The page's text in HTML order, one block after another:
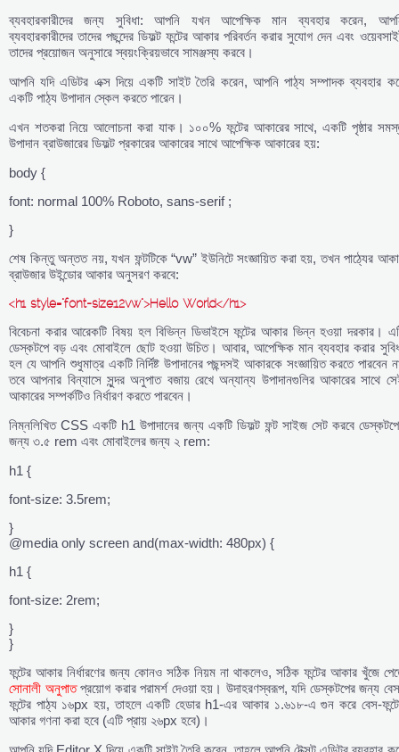
ব্যবহারকারীদের জন্য সুবিধা: আপনি যখন আপেক্ষিক মান ব্যবহার করেন,
ব্যবহারকারীদের তাদের পছন্দের ডিফল্ট ফন্টের আকার পরিবর্তন করার সুযোগ দেন এবং
তাদের প্রয়োজন অনুসারে স্বয়ংক্রিয়ভাবে সামঞ্জস্য করবে।
আপনি যদি এডিটর এক্স দিয়ে একটি সাইট তৈরি করেন, আপনি পাঠ্য সম্পাদক ব্যবহার
একটি পাঠ্য উপাদান স্কেল করতে পারেন।
এখন শতকরা নিয়ে আলোচনা করা যাক। ১০০% ফন্টের আকারের সাথে, একটি পৃষ্ঠার
উপাদান ব্রাউজারের ডিফল্ট প্রকারের আকারের সাথে আপেক্ষিক আকারের হয়:
body {
font: normal 100% Roboto, sans-serif ;
}
শেষ কিন্তু অন্তত নয়, যখন ফন্টটিকে “vw” ইউনিটে সংজ্ঞায়িত করা হয়, তখন পাঠ্যের
ব্রাউজার উইন্ডোর আকার অনুসরণ করবে:
<h1 style=”font-size:12vw”>Hello World</h1>
বিবেচনা করার আরেকটি বিষয় হল বিভিন্ন ডিভাইসে ফন্টের আকার ভিন্ন হওয়া দরকার।
ডেস্কটপে বড় এবং মোবাইলে ছোট হওয়া উচিত। আবার, আপেক্ষিক মান ব্যবহার করার
হল যে আপনি শুধুমাত্র একটি নির্দিষ্ট উপাদানের পছন্দসই আকারকে সংজ্ঞায়িত করতে পারবেন
তবে আপনার বিন্যাসে সুন্দর অনুপাত বজায় রেখে অন্যান্য উপাদানগুলির আকারের সাথে
আকারের সম্পর্কটিও নির্ধারণ করতে পারবেন।
নিম্নলিখিত CSS একটি h1 উপাদানের জন্য একটি ডিফল্ট ফন্ট সাইজ সেট করবে
জন্য ৩.৫ rem এবং মোবাইলের জন্য ২ rem:
h1 {
font-size: 3.5rem;
}
@media only screen and(max-width: 480px) {
h1 {
font-size: 2rem;
}
}
ফন্টের আকার নির্ধারণের জন্য কোনও সঠিক নিয়ম না থাকলেও, সঠিক ফন্টের আকার খুঁজে
সোনালী অনুপাতপ্রয়োগ করার পরামর্শ দেওয়া হয়। উদাহরণস্বরূপ, যদি ডেস্কটপের জন্য
ফন্টের পাঠ্য ১৬px হয়, তাহলে একটি হেডার h1-এর আকার ১.৬১৮-এ গুন করে বেস-
আকার গণনা করা হবে (এটি প্রায় ২৬px হবে)।